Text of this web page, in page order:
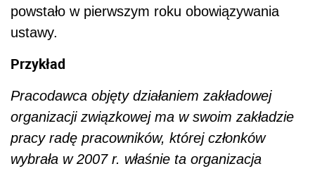
powstało w pierwszym roku obowiązywania
ustawy.
Przykład
Pracodawca objęty działaniem zakładowej
organizacji związkowej ma w swoim zakładzie
pracy radę pracowników, której członków
wybrała w 2007 r. właśnie ta organizacja